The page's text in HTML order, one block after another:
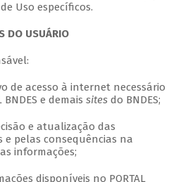
Uso específicos.
DO USUÁRIO
de acesso à internet necessário
e demais sitesdo BNDES;
e atualização das
e pelas consequências na
informações;
disponíveis no PORTAL